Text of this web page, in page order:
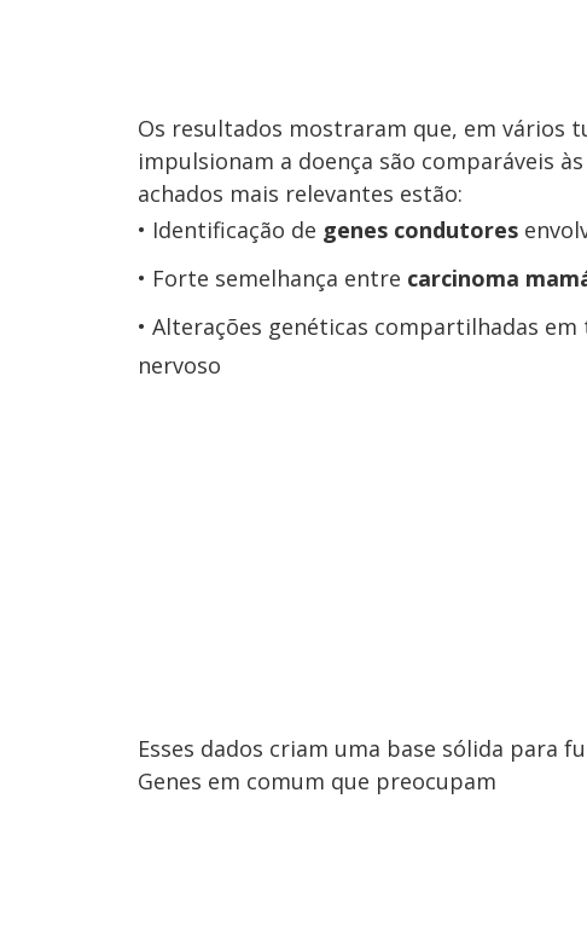
Os resultados mostraram que, em vários
impulsionam a doença são comparáveis
achados mais relevantes estão:
Identificação de genes condutores
Forte semelhança entre carcinoma
Alterações genéticas compartilhadas
nervoso
Esses dados criam uma base sólida para
Genes em comum que preocupam